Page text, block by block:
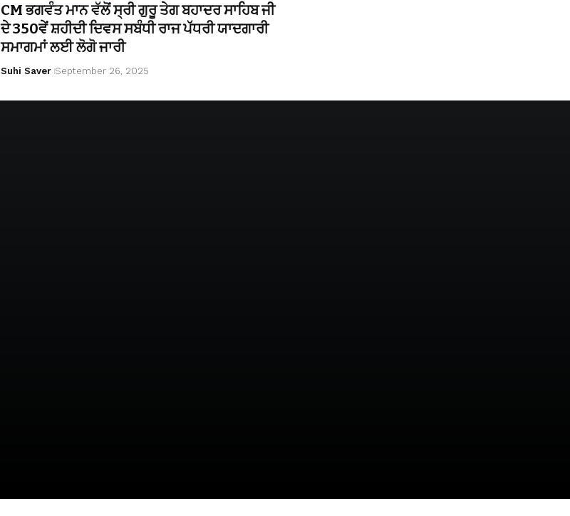
CM ਭਗਵੰਤ ਮਾਨ ਵੱਲੋਂ ਸ੍ਰੀ ਗੁਰੂ ਤੇਗ ਬਹਾਦਰ ਸਾਹਿਬ ਜੀ
ਦੇ 350ਵੇਂ ਸ਼ਹੀਦੀ ਦਿਵਸ ਸਬੰਧੀ ਰਾਜ ਪੱਧਰੀ ਯਾਦਗਾਰੀ
ਸਮਾਗਮਾਂ ਲਈ ਲੋਗੋ ਜਾਰੀ
Suhi Saver September 26, 2025